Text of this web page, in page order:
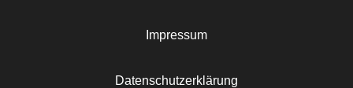
Impressum
Datenschutzerklärung